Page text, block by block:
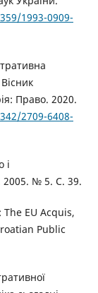
1993-0909-
Право. 2020.
2709-6408-
і
2005. № 5. С. 39.
EU Acquis,
Public